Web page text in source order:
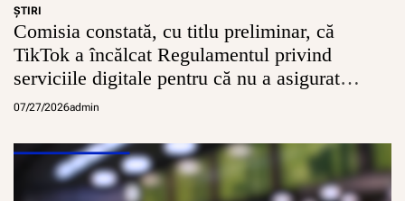
ŞTIRI
Comisia constată, cu titlu preliminar, că
TikTok a încălcat Regulamentul privind
serviciile digitale pentru că nu a asigurat
conturi sigure pentru minori
07/27/2026admin